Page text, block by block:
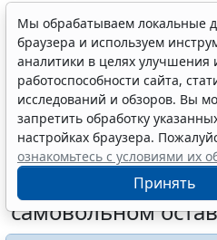
Источник:ГАРАНТ.РУ
Читать ГАРАНТ.РУ в
Новости
Президент РФ
зачета срока
самовольном
Мы обрабатываем локальные
браузера и используем
аналитики в целях улучшения
работоспособности сайта,
исследований и обзоров. Вы
запретить обработку
настройках браузера.
ознакомьтесь с условиями их
Принять